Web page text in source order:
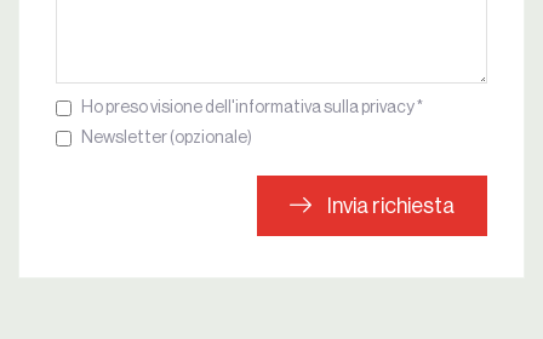
Ho preso visione dell'informativa sulla privacy *
Newsletter (opzionale)
Invia richiesta